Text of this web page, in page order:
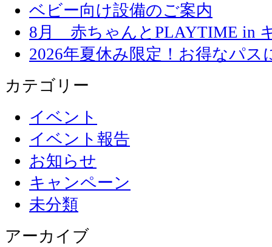
ベビー向け設備のご案内
8月 赤ちゃんとPLAYTIME in
2026年夏休み限定！お得なパス
カテゴリー
イベント
イベント報告
お知らせ
キャンペーン
未分類
アーカイブ